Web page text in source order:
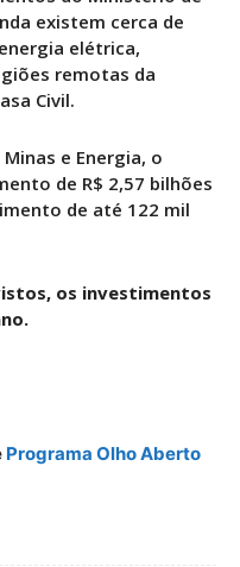
existem cerca de
elétrica,
remotas da
Civil.
e Energia, o
de R$ 2,57 bilhões
de até 122 mil
os investimentos
Programa Olho Aberto